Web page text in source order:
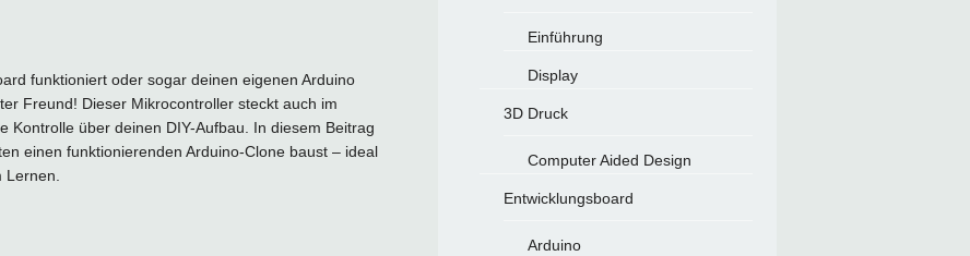
funktioniert oder sogar deinen eigenen Arduino
Freund! Dieser Mikrocontroller steckt auch im
Kontrolle über deinen DIY-Aufbau. In diesem Beitrag
einen funktionierenden Arduino-Clone baust – ideal
Einführung
Display
3D Druck
Computer Aided Design
Entwicklungsboard
Arduino